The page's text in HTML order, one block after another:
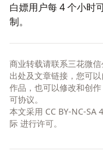
白嫖用户每 4 个小时
制。
商业转载请联系三花微
出处及文章链接，您可
作品，也可以修改和创
可协议。
本文采用 CC BY-NC-SA
际 进行许可。